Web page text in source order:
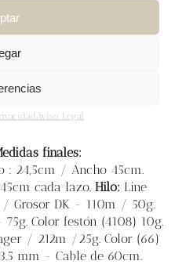
Aviso Legal
aguja, ¡es súper fácil!. En el
videos explicativos de los
del punto festón. Se puede
a punto festón la hace
de la #bandanapicnic
finales:
: 24,5cm / Ancho 45cm.
cada lazo. Hilo: Line
/ Grosor DK - 110m / 50g.
75g. Color festón (4108) 10g.
/ 212m /25g. Color (66)
3.5 mm - Cable de 60cm.